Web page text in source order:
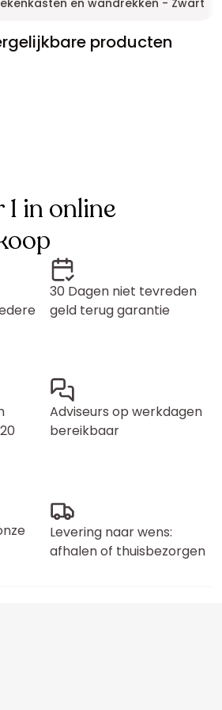
en wandrekken - Zwart
producten
in online
30 Dagen niet tevreden
geld terug garantie
Adviseurs op werkdagen
bereikbaar
Levering naar wens:
afhalen of thuisbezorgen